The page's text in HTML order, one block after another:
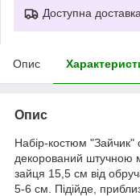
Доступна доставка
Опис
Опис
Набір-костюм "Зайчик"
декорований штучною
зайця 15,5 см від
5-6 см. Підійде,